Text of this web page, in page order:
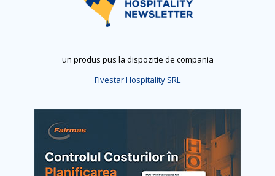
un produs pus la dispozitie de compania
Fivestar Hospitality SRL